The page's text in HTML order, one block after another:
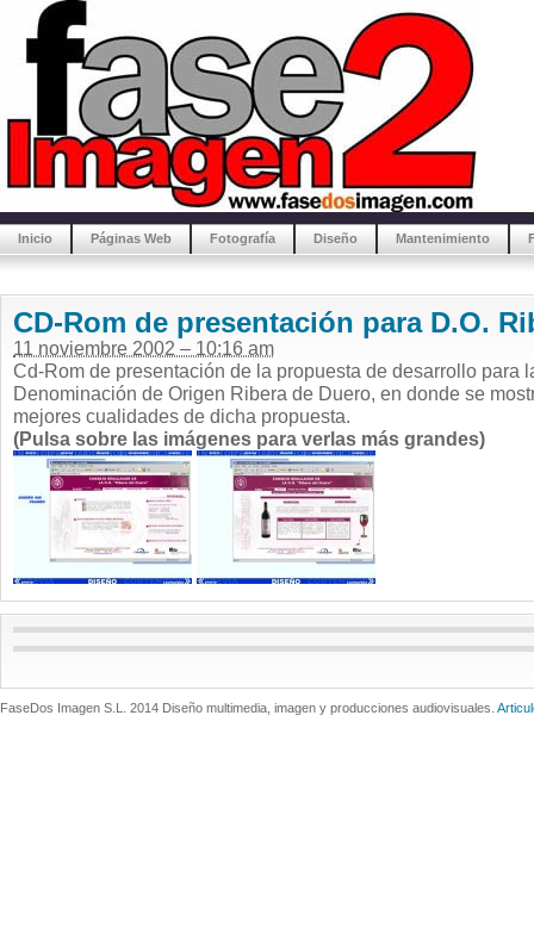
Inicio Páginas Web Fotografía Diseño Mantenimiento
CD-Rom de presentación para D.O.
11 noviembre 2002 – 10:16 am
Cd-Rom de presentación de la propuesta de desarrollo para
Denominación de Origen Ribera de Duero, en donde se
mejores cualidades de dicha propuesta.
(Pulsa sobre las imágenes para verlas más grandes)
FaseDos Imagen S.L. 2014 Diseño multimedia, imagen y producciones audiovisuales.